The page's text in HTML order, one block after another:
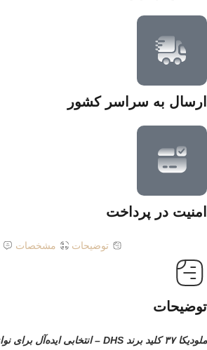
ارسال به سراسر کشور
امنیت در پرداخت
توضیحات مشخصات
توضیحات
ملودیکا ۳۷ کلید برند DHS – انتخابی ایده‌آل برای نوازندگان